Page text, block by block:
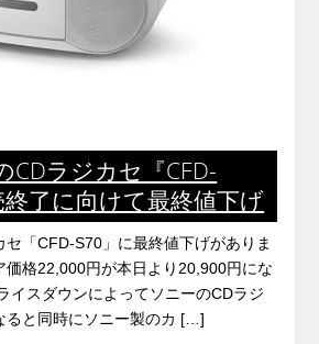
CDラジカセ『CFD-
終了に向けて最終値下げ
セ「CFD-S70」に最終値下げがありま
価格22,000円が本日より20,900円にな
イスダウンによってソニーのCDラジ
ると同時にソニー製のカ […]